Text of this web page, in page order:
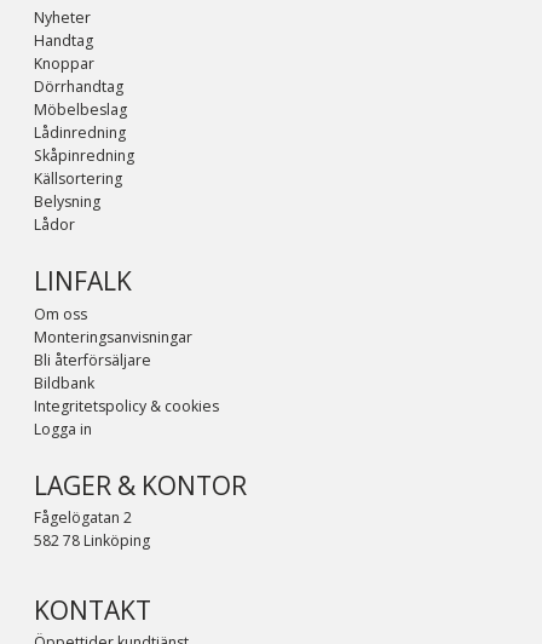
Nyheter
Handtag
Knoppar
Dörrhandtag
Möbelbeslag
Lådinredning
Skåpinredning
Källsortering
Belysning
Lådor
LINFALK
Om oss
Monteringsanvisningar
Bli återförsäljare
Bildbank
Integritetspolicy & cookies
Logga in
LAGER & KONTOR
Fågelögatan 2
582 78 Linköping
KONTAKT